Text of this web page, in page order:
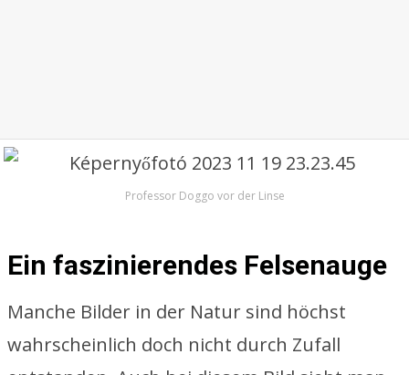
Professor Doggo vor der Linse
Ein faszinierendes Felsenauge
Manche Bilder in der Natur sind höchst
wahrscheinlich doch nicht durch Zufall